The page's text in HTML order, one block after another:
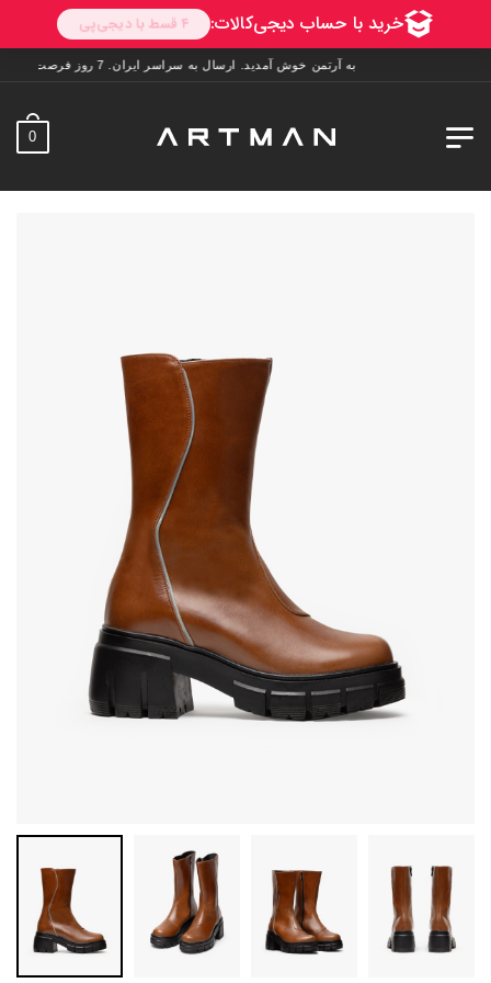
به آرتمن خوش آمدید. ارسال به سراسر ایران. 7 روز فرصت تست در منزل. 1 سال خدمات پس از فروش.
0